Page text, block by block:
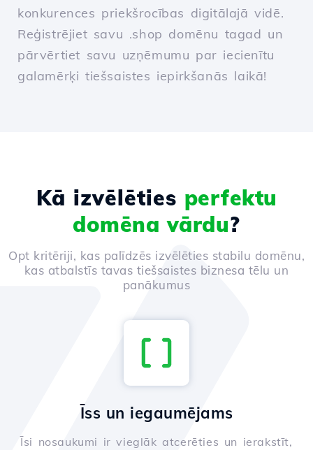
konkurences priekšrocības digitālajā vidē.
Reģistrējiet savu .shop domēnu tagad un
pārvērtiet savu uzņēmumu par iecienītu
galamērķi tiešsaistes iepirkšanās laikā!
Kā izvēlēties perfektu
domēna vārdu?
Opt kritēriji, kas palīdzēs izvēlēties stabilu domēnu,
kas atbalstīs tavas tiešsaistes biznesa tēlu un
panākumus
Īss un iegaumējams
Īsi nosaukumi ir vieglāk atcerēties un ierakstīt,